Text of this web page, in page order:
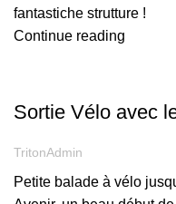
fantastiche strutture !
Continue reading
Sortie Vélo avec
TritonAdmin
Petite balade à vélo